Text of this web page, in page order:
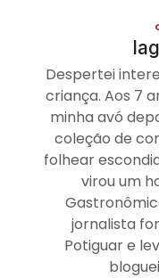
Despertei
criança. Aos 7
minha avó
coleção de
folhear
virou um
jornalista
Potiguar e